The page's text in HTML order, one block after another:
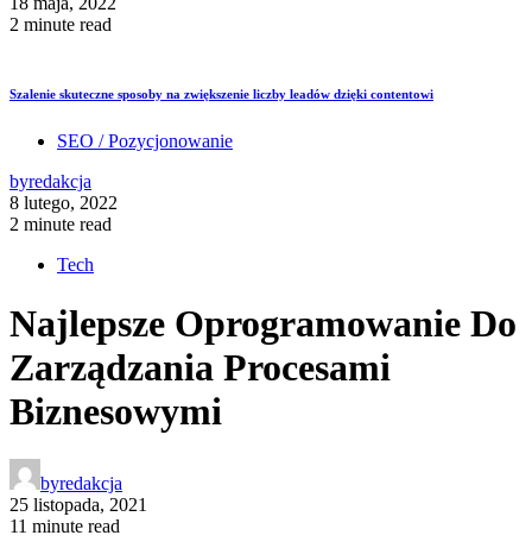
2 minute read
Szalenie skuteczne sposoby na zwiększenie liczby leadów dzięki contentowi
SEO / Pozycjonowanie
byredakcja
8 lutego, 2022
2 minute read
Tech
Najlepsze Oprogramowanie Do
Zarządzania Procesami
Biznesowymi
byredakcja
25 listopada, 2021
11 minute read